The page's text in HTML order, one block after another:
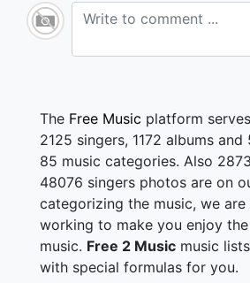
Çekinme sor tabi hesabı
Geride bi muhatap bulabilirsen
O zaman aklında belirgin
Boşluklar ve can alıcı sorular
Çekinme sor tabi hesabı
Geride bi muhatap bulabilirsen
Bulabilirsen… Bulabilirsen
Halalalalalalalalala…
Ben sade bir ayrılığa bile
Durum şu ki ikimizde dargınız
The Free Music platform
2125 singers, 1172 albums
85 music categories. Also
48076 singers photos are on
categorizing the music, we
working to make you enjoy
music. Free 2 Music music
with special formulas for you.